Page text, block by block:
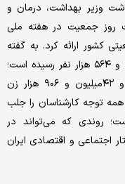
وزیر بهداشت، درمان و
روز جمعیت در هفته ملی
کشور ارائه کرد. به گفته
او، در سال ۱۴۰۴ جمعیت ایران به ۸۶‌میلیون و ۵۶۴ هزار نفر رسیده است؛
جمعیتی که از ۴۳‌میلیون و ۶۵۸ هزار مرد و ۴۲‌میلیون و ۹۰۶ هزار زن
توجه کارشناسان را جلب
روندی که می‌تواند در
اجتماعی و اقتصادی ایران